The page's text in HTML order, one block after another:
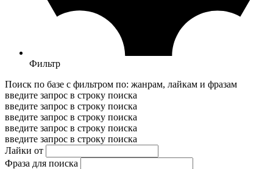
Фильтр
Поиск по базе с фильтром по: жанрам, лайкам и фразам
введите запрос в строку поиска
введите запрос в строку поиска
введите запрос в строку поиска
введите запрос в строку поиска
введите запрос в строку поиска
Лайки от
Фраза для поиска